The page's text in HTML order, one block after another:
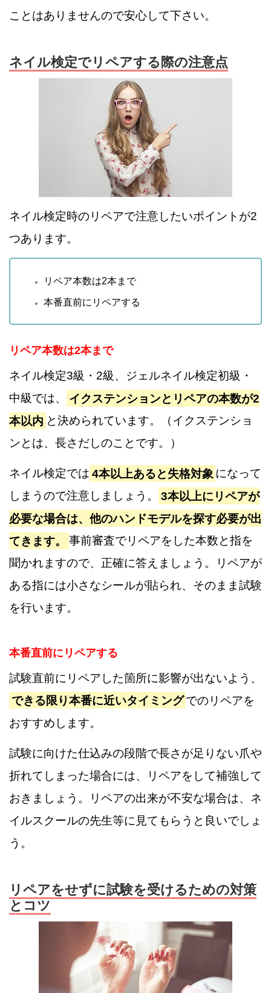
ことはありませんので安心して下さい。
ネイル検定でリペアする際の注意点
ネイル検定時のリペアで注意したいポイントが2
つあります。
リペア本数は2本まで
本番直前にリペアする
リペア本数は2本まで
ネイル検定3級・2級、ジェルネイル検定初級・
中級では、
イクステンションとリペアの本数が2
本以内 と決められています。（イクステンショ
ンとは、長さだしのことです。）
ネイル検定では 4本以上あると失格対象 になって
しまうので注意しましょう。
3本以上にリペアが
必要な場合は、他のハンドモデルを探す必要が出
てきます。
事前審査でリペアをした本数と指を
聞かれますので、正確に答えましょう。リペアが
ある指には小さなシールが貼られ、そのまま試験
を行います。
本番直前にリペアする
試験直前にリペアした箇所に影響が出ないよう、
できる限り本番に近いタイミング でのリペアを
おすすめします。
試験に向けた仕込みの段階で長さが足りない爪や
折れてしまった場合には、リペアをして補強して
おきましょう。リペアの出来が不安な場合は、ネ
イルスクールの先生等に見てもらうと良いでしょ
う。
リペアをせずに試験を受けるための対策
とコツ